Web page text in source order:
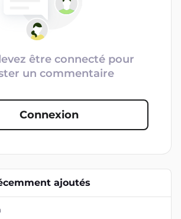
être connecté pour
un commentaire
Connexion
ajoutés